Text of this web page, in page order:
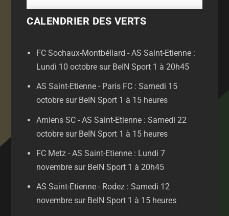
CALENDRIER DES VERTS
FC Sochaux-Montbéliard - AS Saint-Etienne :
Lundi 10 octobre sur BeIN Sport 1 à 20h45
AS Saint-Etienne - Paris FC : Samedi 15
octobre sur BeIN Sport 1 à 15 heures
Amiens SC - AS Saint-Etienne : Samedi 22
octobre sur BeIN Sport 1 à 15 heures
FC Metz - AS Saint-Etienne : Lundi 7
novembre sur BeIN Sport 1 à 20h45
AS Saint-Etienne - Rodez : Samedi 12
novembre sur BeIN Sport 1 à 15 heures